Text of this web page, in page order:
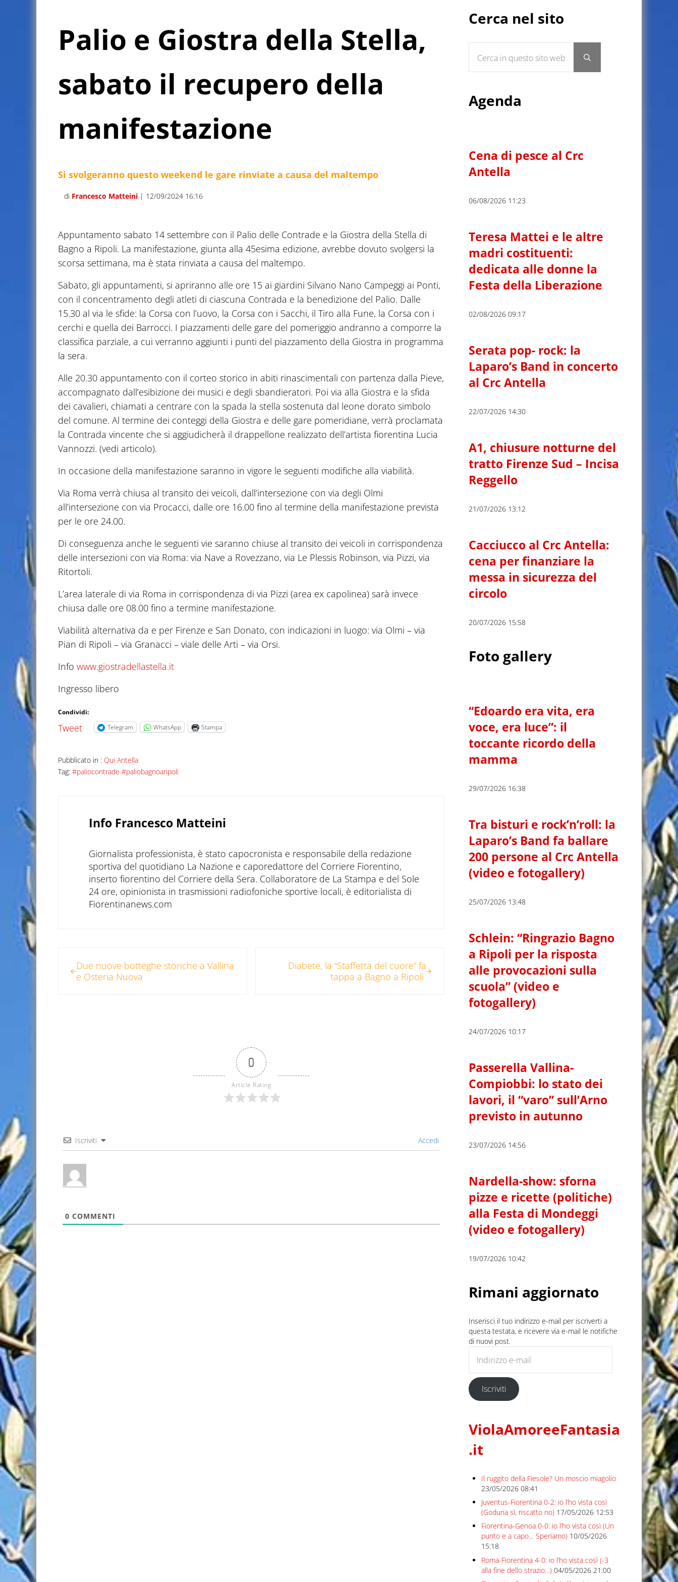
Palio e Giostra della Stella,
sabato il recupero della
manifestazione
Si svolgeranno questo weekend le gare rinviate a causa del maltempo
di Francesco Matteini | 12/09/2024 16:16
Appuntamento sabato 14 settembre con il Palio delle Contrade e la Giostra della Stella di
Bagno a Ripoli. La manifestazione, giunta alla 45esima edizione, avrebbe dovuto svolgersi la
scorsa settimana, ma è stata rinviata a causa del maltempo.
Sabato, gli appuntamenti, si apriranno alle ore 15 ai giardini Silvano Nano Campeggi ai Ponti,
con il concentramento degli atleti di ciascuna Contrada e la benedizione del Palio. Dalle
15.30 al via le sfide: la Corsa con l’uovo, la Corsa con i Sacchi, il Tiro alla Fune, la Corsa con i
cerchi e quella dei Barrocci. I piazzamenti delle gare del pomeriggio andranno a comporre la
classifica parziale, a cui verranno aggiunti i punti del piazzamento della Giostra in programma
la sera.
Alle 20.30 appuntamento con il corteo storico in abiti rinascimentali con partenza dalla Pieve,
accompagnato dall’esibizione dei musici e degli sbandieratori. Poi via alla Giostra e la sfida
dei cavalieri, chiamati a centrare con la spada la stella sostenuta dal leone dorato simbolo
del comune. Al termine dei conteggi della Giostra e delle gare pomeridiane, verrà proclamata
la Contrada vincente che si aggiudicherà il drappellone realizzato dell’artista fiorentina Lucia
Vannozzi. (vedi articolo).
In occasione della manifestazione saranno in vigore le seguenti modifiche alla viabilità.
Via Roma verrà chiusa al transito dei veicoli, dall’intersezione con via degli Olmi
all’intersezione con via Procacci, dalle ore 16.00 fino al termine della manifestazione prevista
per le ore 24.00.
Di conseguenza anche le seguenti vie saranno chiuse al transito dei veicoli in corrispondenza
delle intersezioni con via Roma: via Nave a Rovezzano, via Le Plessis Robinson, via Pizzi, via
Ritortoli.
L’area laterale di via Roma in corrispondenza di via Pizzi (area ex capolinea) sarà invece
chiusa dalle ore 08.00 fino a termine manifestazione.
Viabilità alternativa da e per Firenze e San Donato, con indicazioni in luogo: via Olmi – via
Pian di Ripoli – via Granacci – viale delle Arti – via Orsi.
Info www.giostradellastella.it
Ingresso libero
Condividi:
Tweet Telegram WhatsApp Stampa
Pubblicato in : Qui Antella
Tag: #paliocontrade #paliobagnoaripoli
Info Francesco Matteini
Giornalista professionista, è stato capocronista e responsabile della redazione
sportiva del quotidiano La Nazione e caporedattore del Corriere Fiorentino,
inserto fiorentino del Corriere della Sera. Collaboratore de La Stampa e del Sole
24 ore, opinionista in trasmissioni radiofoniche sportive locali, è editorialista di
Fiorentinanews.com
Due nuove botteghe storiche a Vallina
e Osteria Nuova
Diabete, la “Staffetta del cuore” fa
tappa a Bagno a Ripoli
0
Article Rating
Iscriviti Accedi
0 COMMENTI
Cerca nel sito
Submit search
Agenda
Cena di pesce al Crc
Antella
06/08/2026 11:23
Teresa Mattei e le altre
madri costituenti:
dedicata alle donne la
Festa della Liberazione
02/08/2026 09:17
Serata pop- rock: la
Laparo’s Band in concerto
al Crc Antella
22/07/2026 14:30
A1, chiusure notturne del
tratto Firenze Sud – Incisa
Reggello
21/07/2026 13:12
Cacciucco al Crc Antella:
cena per finanziare la
messa in sicurezza del
circolo
20/07/2026 15:58
Foto gallery
“Edoardo era vita, era
voce, era luce”: il
toccante ricordo della
mamma
29/07/2026 16:38
Tra bisturi e rock’n’roll: la
Laparo’s Band fa ballare
200 persone al Crc Antella
(video e fotogallery)
25/07/2026 13:48
Schlein: “Ringrazio Bagno
a Ripoli per la risposta
alle provocazioni sulla
scuola” (video e
fotogallery)
24/07/2026 10:17
Passerella Vallina-
Compiobbi: lo stato dei
lavori, il “varo” sull’Arno
previsto in autunno
23/07/2026 14:56
Nardella-show: sforna
pizze e ricette (politiche)
alla Festa di Mondeggi
(video e fotogallery)
19/07/2026 10:42
Rimani aggiornato
Inserisci il tuo indirizzo e-mail per iscriverti a
questa testata, e ricevere via e-mail le notifiche
di nuovi post.
Iscriviti
ViolaAmoreeFantasia
.it
Il ruggito della Fiesole? Un moscio miagolio
23/05/2026 08:41
Juventus-Fiorentina 0-2: io l’ho vista così
(Goduria sì, riscatto no) 17/05/2026 12:53
Fiorentina-Genoa 0-0: io l’ho vista così (Un
punto e a capo… Speriamo) 10/05/2026
15:18
Roma-Fiorentina 4-0: io l’ho vista così (-3
alla fine dello strazio…) 04/05/2026 21:00